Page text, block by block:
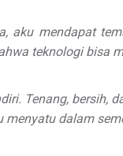
aku mendapat
teknologi bisa
Tenang,
dalam